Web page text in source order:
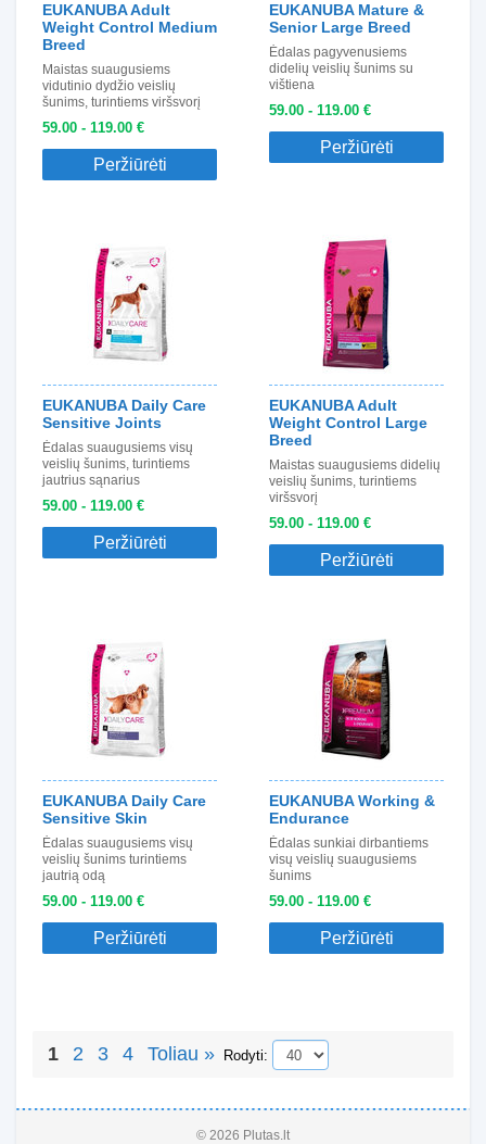
EUKANUBA Adult
Weight Control Medium
Breed
Maistas suaugusiems
vidutinio dydžio veislių
šunims, turintiems viršsvorį
59.00 - 119.00 €
Peržiūrėti
EUKANUBA Mature &
Senior Large Breed
Ėdalas pagyvenusiems
didelių veislių šunims su
vištiena
59.00 - 119.00 €
Peržiūrėti
EUKANUBA Daily Care
Sensitive Joints
Ėdalas suaugusiems visų
veislių šunims, turintiems
jautrius sąnarius
59.00 - 119.00 €
Peržiūrėti
EUKANUBA Adult
Weight Control Large
Breed
Maistas suaugusiems didelių
veislių šunims, turintiems
viršsvorį
59.00 - 119.00 €
Peržiūrėti
EUKANUBA Daily Care
Sensitive Skin
Ėdalas suaugusiems visų
veislių šunims turintiems
jautrią odą
59.00 - 119.00 €
Peržiūrėti
EUKANUBA Working &
Endurance
Ėdalas sunkiai dirbantiems
visų veislių suaugusiems
šunims
59.00 - 119.00 €
Peržiūrėti
1 2 3 4 Toliau » Rodyti:
© 2026 Plutas.lt